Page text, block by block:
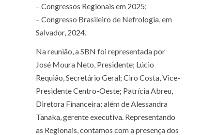
– Congressos Regionais em 2025;
– ⁠Congresso Brasileiro de Nefrologia, em
Salvador, 2024.
Na reunião, a SBN foi representada por
José Moura Neto, Presidente; Lúcio
Requião, Secretário Geral; Ciro Costa, Vice-
Presidente Centro-Oeste; Patrícia Abreu,
Diretora Financeira; além de Alessandra
Tanaka, gerente executiva. Representando
as Regionais, contamos com a presença dos